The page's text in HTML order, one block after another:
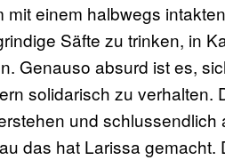
einem halbwegs
Säfte zu trinken, in
Genauso absurd ist es,
solidarisch zu verhalten.
und schlussendlich
das hat Larissa